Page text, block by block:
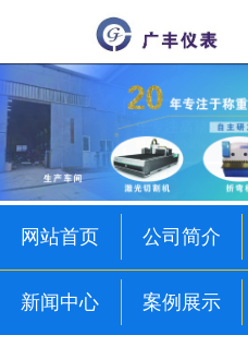
网站首页 公司简介
新闻中心 案例展示